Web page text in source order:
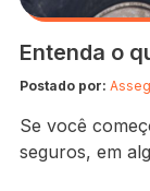
Entenda o
Postado por:
Se você
seguros, em